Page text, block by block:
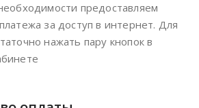
предоставляем
за доступ в интернет. Для
нажать пару кнопок в